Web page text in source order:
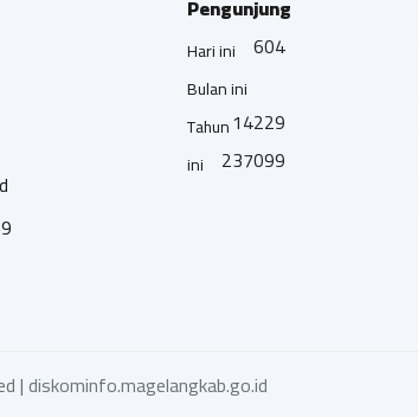
Pengunjung
Hari ini 604
Bulan ini
14229
Tahun
ini
237099
|diskominfo.magelangkab.go.id